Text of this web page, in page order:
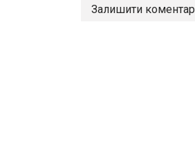
Залишити коментар